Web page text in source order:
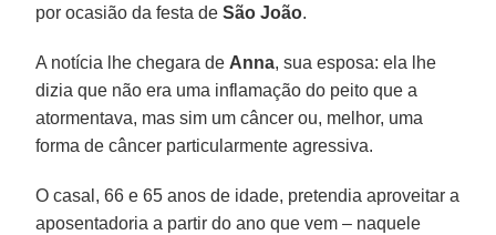
por ocasião da festa deSão João.
A notícia lhe chegara de Anna, sua esposa: ela lhe
dizia que não era uma inflamação do peito que a
atormentava, mas sim um câncer ou, melhor, uma
forma de câncer particularmente agressiva.
O casal, 66 e 65 anos de idade, pretendia aproveitar a
aposentadoria a partir do ano que vem – naquele